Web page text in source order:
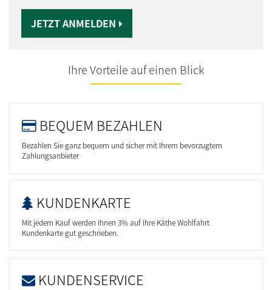
JETZT ANMELDEN
Ihre Vorteile auf einen Blick
BEQUEM BEZAHLEN
Bezahlen Sie ganz bequem und sicher mit Ihrem bevorzugtem
Zahlungsanbieter
KUNDENKARTE
Mit jedem Kauf werden Ihnen 3% auf Ihre Käthe Wohlfahrt
Kundenkarte gut geschrieben.
KUNDENSERVICE